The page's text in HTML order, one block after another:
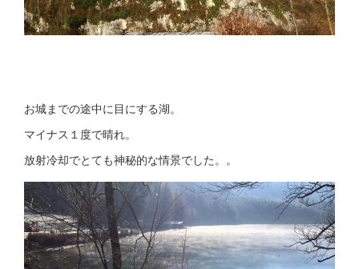
お城までの途中に目にする湖。
マイナス１度で晴れ。
放射冷却でとても神秘的な情景でした。。